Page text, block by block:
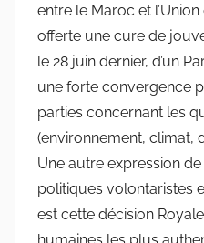
entre le Maroc et
offerte une cure de
le 28 juin dernier, d’un
une forte convergence
parties concernant les
(environnement, climat,
Une autre expression
politiques volontaristes
est cette décision